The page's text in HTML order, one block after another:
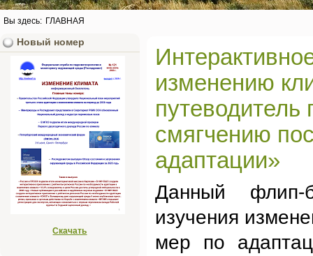
Вы здесь: ГЛАВНАЯ
изменению
смягчению
адаптации»
Данный флип-
изучения
мер по
Новый номер
Скачать